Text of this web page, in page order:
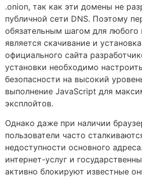
.onion, так как эти домены не
публичной сети DNS. Поэтому
обязательным шагом для любого
является скачивание и
официального сайта
установки необходимо
безопасности на высокий
выполнение JavaScript для
эксплойтов.
Однако даже при наличии
пользователи часто
недоступности основного
интернет-услуг и
активно блокируют известные